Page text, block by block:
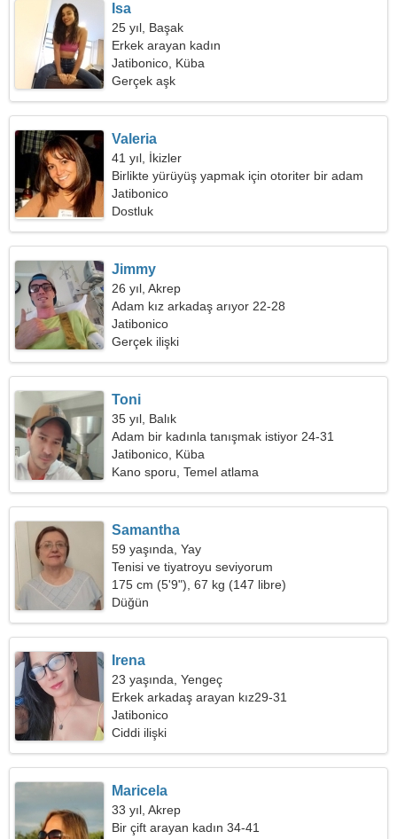
Isa
25 yıl, Başak
Erkek arayan kadın
Jatibonico, Küba
Gerçek aşk
Valeria
41 yıl, İkizler
Birlikte yürüyüş yapmak için otoriter bir adam
arıyorum
Jatibonico
Dostluk
Jimmy
26 yıl, Akrep
Adam kız arkadaş arıyor 22-28
Jatibonico
Gerçek ilişki
Toni
35 yıl, Balık
Adam bir kadınla tanışmak istiyor 24-31
Jatibonico, Küba
Kano sporu, Temel atlama
Samantha
59 yaşında, Yay
Tenisi ve tiyatroyu seviyorum
175 cm (5'9"), 67 kg (147 libre)
Düğün
Irena
23 yaşında, Yengeç
Erkek arkadaş arayan kız29-31
Jatibonico
Ciddi ilişki
Maricela
33 yıl, Akrep
Bir çift arayan kadın 34-41